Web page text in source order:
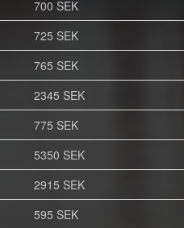
700 SEK
725 SEK
765 SEK
2345 SEK
775 SEK
5350 SEK
2915 SEK
595 SEK